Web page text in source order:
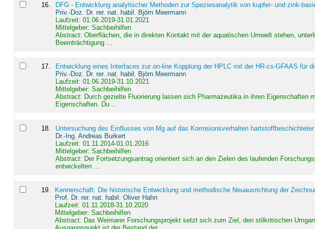
16
DFG - Entwicklung analytischer Methoden zur Speziesanalytik von kupfer- und zink-
Priv.-Doz. Dr. rer. nat. habil. Björn Meermann
Laufzeit: 01.06.2019-31.01.2021
Mittelgeber: Sachbeihilfen
Abstract:Oberflächen, die in direkten Kontakt mit der aquatischen Umwelt stehen,
Beeinträchtigung ...
17.
Entwicklung eines Interfaces zur on-line Kopplung der HPLC mit der HR-cs-GFAAS für
Priv.-Doz. Dr. rer. nat. habil. Björn Meermann
Laufzeit: 01.06.2019-31.10.2021
Mittelgeber: Sachbeihilfen
Abstract: Durch gezielte Fluorierung lassen sich Pharmazeutika in ihren
Eigenschaften. Du ...
18
Untersuchung des Einflusses von Mg auf das Korrosionsverhalten
Dr.-Ing. Andreas Burkert
Laufzeit: 01.11.2014-01.01.2016
Mittelgeber: Sachbeihilfen
Abstract: Der Fortsetzungsantrag orientiert sich an den Zielen des laufenden
entwickelten ...
19.
Kennerschaft. Die historische Entwicklung und methodische Neuausrichtung der
Prof. Dr. rer. nat. habil. Oliver Hahn
Laufzeit: 01.11.2018-31.10.2020
Mittelgeber: Sachbeihilfen
Abstract: Das Weimarer Forschungsprojekt setzt sich zum Ziel, den stilkritischen